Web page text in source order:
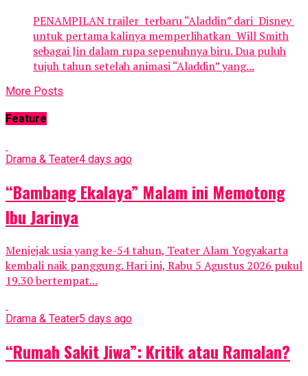
PENAMPILAN trailer terbaru “Aladdin” dari Disney
untuk pertama kalinya memperlihatkan Will Smith
sebagai Jin dalam rupa sepenuhnya biru. Dua puluh
tujuh tahun setelah animasi “Aladdin” yang...
More Posts
Feature
Drama & Teater4 days ago
“Bambang Ekalaya” Malam ini Memotong
Ibu Jarinya
Menjejak usia yang ke-54 tahun, Teater Alam Yogyakarta
kembali naik panggung. Hari ini, Rabu 5 Agustus 2026 pukul
19.30 bertempat...
Drama & Teater5 days ago
“Rumah Sakit Jiwa”: Kritik atau Ramalan?